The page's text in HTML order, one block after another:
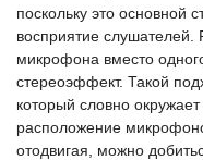
поскольку это основной
восприятие слушателей.
микрофона вместо
стереоэффект. Такой
который словно
расположение
отодвигая, можно